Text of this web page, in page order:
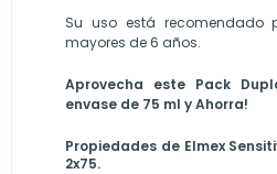
Su uso está recomendado
mayores de 6 años.
Aprovecha este Pack
envase de 75 ml y Ahorra!
Propiedades de Elmex
2x75.